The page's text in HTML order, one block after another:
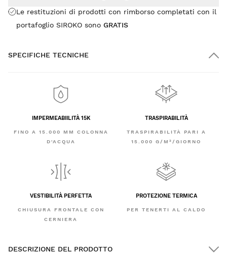
Le restituzioni di prodotti con rimborso completati con il
portafoglio SIROKO sono GRATIS
SPECIFICHE TECNICHE
IMPERMEABIILITÀ 15K
FINO A 15.000 MM COLONNA
D'ACQUA
TRASPIRABILITÀ
TRASPIRABILITÀ PARI A
15.000 G/M²/GIORNO
VESTIBILITÀ PERFETTA
CHIUSURA FRONTALE CON
CERNIERA
PROTEZIONE TERMICA
PER TENERTI AL CALDO
DESCRIZIONE DEL PRODOTTO